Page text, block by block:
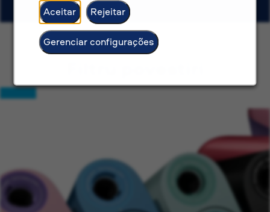
Aceitar Rejeitar
Gerenciar configurações